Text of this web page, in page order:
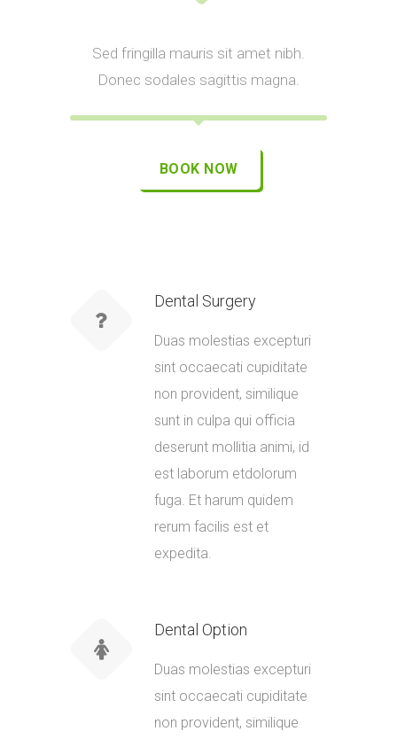
Sed fringilla mauris sit amet nibh.
Donec sodales sagittis magna.
BOOK NOW
Dental Surgery
Duas molestias excepturi
sint occaecati cupiditate
non provident, similique
sunt in culpa qui officia
deserunt mollitia animi, id
est laborum etdolorum
fuga. Et harum quidem
rerum facilis est et
expedita.
Dental Option
Duas molestias excepturi
sint occaecati cupiditate
non provident, similique